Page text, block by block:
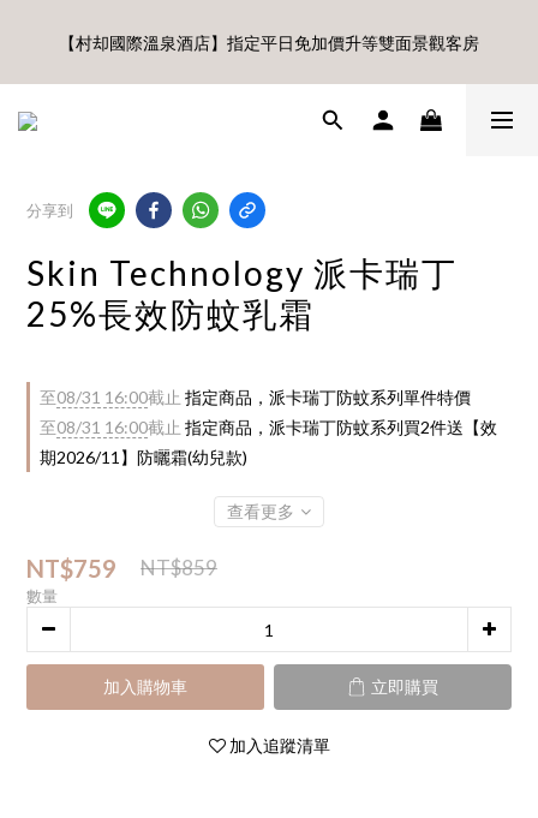
Disney輕量摺疊椅(不累贈)🎊
【村却國際溫泉酒店】指定平日免加價升等雙面景觀客房
8月每週五、六、日 新會員 首購免運🔥
🎊8月底前、首購滿$3500贈UBMOM透明防水提袋 滿$6500贈
Disney輕量摺疊椅(不累贈)🎊
分享到
Skin Technology 派卡瑞丁
25%長效防蚊乳霜
至08/31 16:00截止 指定商品，派卡瑞丁防蚊系列單件特價
至08/31 16:00截止 指定商品，派卡瑞丁防蚊系列買2件送【效
期2026/11】防曬霜(幼兒款)
查看更多
NT$759 NT$859
數量
加入購物車 立即購買
加入追蹤清單